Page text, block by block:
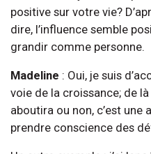
positive sur votre vie?
dire, l’influence semble
grandir comme personne.
Madeline : Oui, je suis
voie de la croissance; de
aboutira ou non, c’est
prendre conscience des